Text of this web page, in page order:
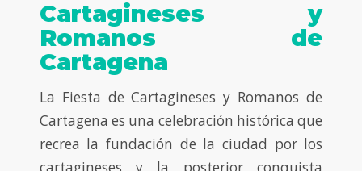
Cartagineses y
Romanos de
Cartagena
La Fiesta de Cartagineses y Romanos de
Cartagena es una celebración histórica que
recrea la fundación de la ciudad por los